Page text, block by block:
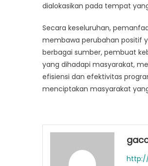
dialokasikan pada tempat
Secara keseluruhan,
membawa perubahan positif
berbagai sumber, pembuat
yang dihadapi masyarakat,
efisiensi dan efektivitas
menciptakan masyarakat